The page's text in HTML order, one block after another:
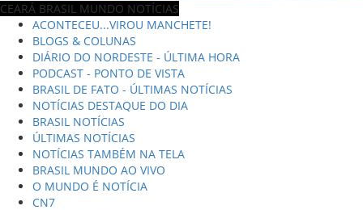
CEARÁ BRASIL MUNDO NOTÍCIAS
ACONTECEU...VIROU MANCHETE!
BLOGS & COLUNAS
DIÁRIO DO NORDESTE - ÚLTIMA HORA
PODCAST - PONTO DE VISTA
BRASIL DE FATO - ÚLTIMAS NOTÍCIAS
NOTÍCIAS DESTAQUE DO DIA
BRASIL NOTÍCIAS
ÚLTIMAS NOTÍCIAS
NOTÍCIAS TAMBÉM NA TELA
BRASIL MUNDO AO VIVO
O MUNDO É NOTÍCIA
CN7